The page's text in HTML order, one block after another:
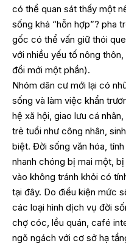
có thể quan sát thấy một
sống khá “hỗn hợp”? pha
gốc có thể vấn giữ thói
với nhiều yếu tố nông
đổi mới một phần).
Nhóm dân cư mới lại có
sống và làm việc khẩn
hệ xã hội, giao lưu cá
trẻ tuổi như công nhân,
biệt. Đời sống văn hóa,
nhanh chóng bị mai một,
vào không tránh khỏi có
tại đây. Do điều kiện mức
các loại hình dịch vụ đời
chợ cóc, lều quán, café
ngõ ngách với cơ sở hạ